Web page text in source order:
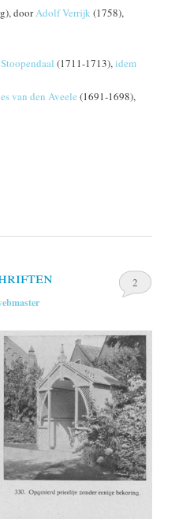
doorAdolf Verrijk (1758),
(1711-1713),idem
van den Aveele (1691-1698),
2